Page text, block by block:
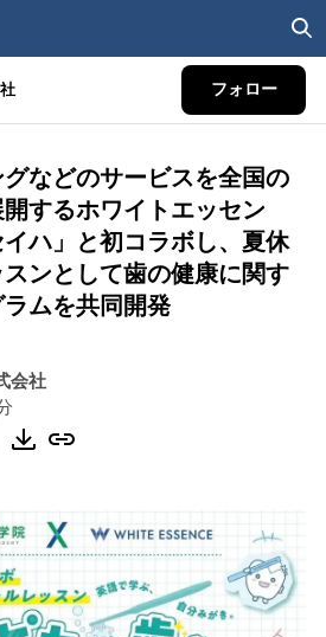
フォロー
などのサービスを全国の
するホワイトエッセン
ハ」と初コラボし、夏休
ンとして歯の健康に関す
ムを共同開発
会社